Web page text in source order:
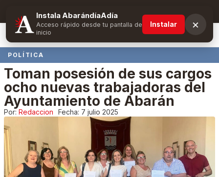
Suscríbete y obtén ventajas exclusivas
POLÍTICA
Toman posesión de sus cargos
ocho nuevas trabajadoras del
Ayuntamiento de Abarán
Por: Redaccion Fecha: 7 julio 2025
Instala AbarándíaAdía
Acceso rápido desde tu pantalla de
inicio
Instalar ×